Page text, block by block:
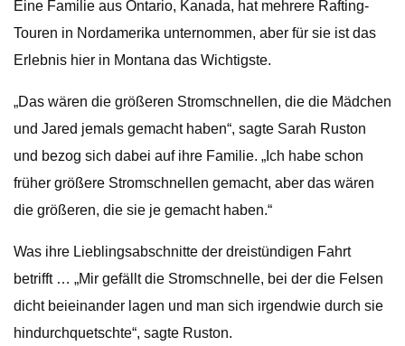
Eine Familie aus Ontario, Kanada, hat mehrere Rafting-
Touren in Nordamerika unternommen, aber für sie ist das
Erlebnis hier in Montana das Wichtigste.
„Das wären die größeren Stromschnellen, die die Mädchen
und Jared jemals gemacht haben“, sagte Sarah Ruston
und bezog sich dabei auf ihre Familie. „Ich habe schon
früher größere Stromschnellen gemacht, aber das wären
die größeren, die sie je gemacht haben.“
Was ihre Lieblingsabschnitte der dreistündigen Fahrt
betrifft … „Mir gefällt die Stromschnelle, bei der die Felsen
dicht beieinander lagen und man sich irgendwie durch sie
hindurchquetschte“, sagte Ruston.